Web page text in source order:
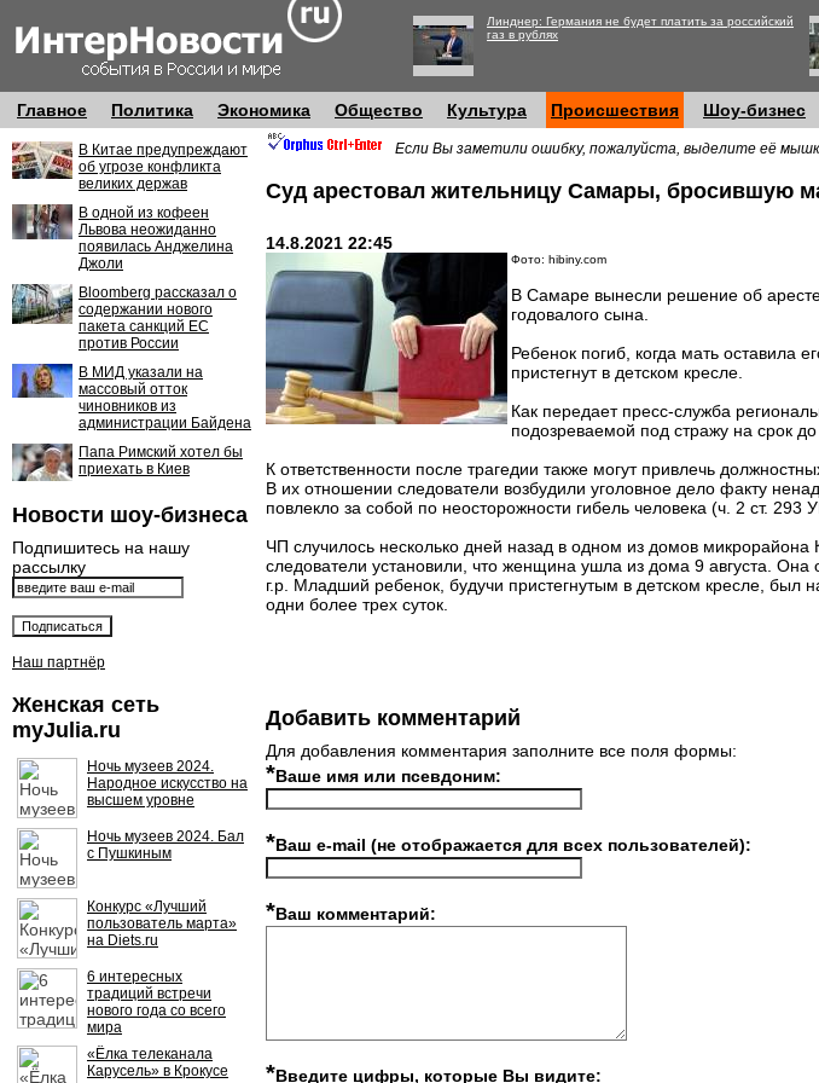
Линднер: Германия не будет платить за российский
газ в рублях
Главное Политика Экономика Общество Культура Происшествия Шоу-бизнес
В Китае предупреждают
об угрозе конфликта
великих держав
В одной из кофеен
Львова неожиданно
появилась Анджелина
Джоли
Bloomberg рассказал о
содержании нового
пакета санкций ЕС
против России
В МИД указали на
массовый отток
чиновников из
администрации Байдена
Папа Римский хотел бы
приехать в Киев
Новости шоу-бизнеса
Подпишитесь на нашу
рассылку
Наш партнёр
Женская сеть
myJulia.ru
Ночь музеев 2024.
Народное искусство на
высшем уровне
Ночь музеев 2024. Бал
с Пушкиным
Конкурс «Лучший
пользователь марта»
на Diets.ru
6 интересных
традиций встречи
нового года со всего
мира
«Ёлка телеканала
Карусель» в Крокусе
Если Вы заметили ошибку, пожалуйста, выделите её
Суд арестовал жительницу Самары, бросившую
14.8.2021 22:45
Фото: hibiny.com
В Самаре вынесли решение об
годовалого сына.
Ребенок погиб, когда мать оставила
пристегнут в детском кресле.
Как передает пресс-служба
подозреваемой под стражу на срок
К ответственности после трагедии также могут привлечь
В их отношении следователи возбудили уголовное дело факту
повлекло за собой по неосторожности гибель человека (ч. 2 ст. 293
ЧП случилось несколько дней назад в одном из домов
следователи установили, что женщина ушла из дома 9 августа.
г.р. Младший ребенок, будучи пристегнутым в детском кресле, был
одни более трех суток.
Добавить комментарий
Для добавления комментария заполните все поля формы:
*Ваше имя или псевдоним:
*Ваш e-mail (не отображается для всех пользователей):
*Ваш комментарий:
*Введите цифры, которые Вы видите: